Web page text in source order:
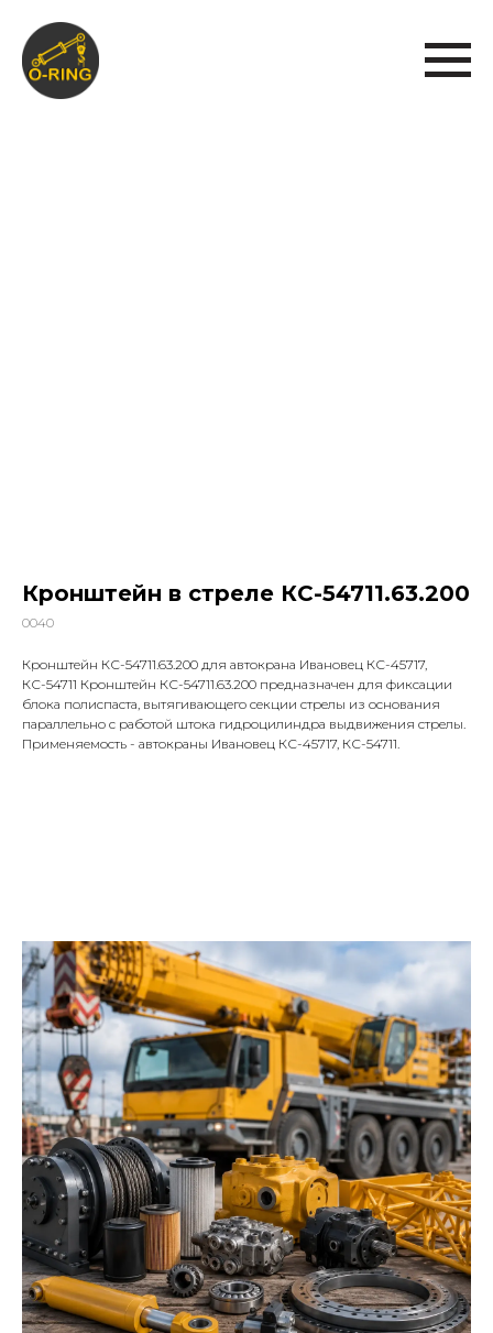
Кронштейн в стреле КС-54711.63.200
0040
Кронштейн КС-54711.63.200 для автокрана Ивановец КС-45717,
КС-54711 Кронштейн КС-54711.63.200 предназначен для фиксации
блока полиспаста, вытягивающего секции стрелы из основания
параллельно с работой штока гидроцилиндра выдвижения стрелы.
Применяемость - автокраны Ивановец КС-45717, КС-54711.